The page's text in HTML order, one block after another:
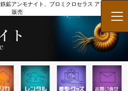
鉱アンモナイト、プロミクロセラス アンモナイト
販売
メ